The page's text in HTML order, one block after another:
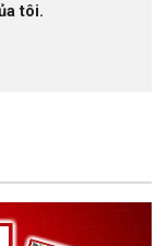
tôi.